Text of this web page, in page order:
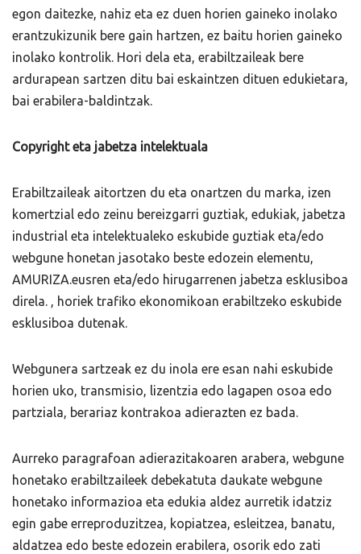
egon daitezke, nahiz eta ez duen horien gaineko inolako
erantzukizunik bere gain hartzen, ez baitu horien gaineko
inolako kontrolik. Hori dela eta, erabiltzaileak bere
ardurapean sartzen ditu bai eskaintzen dituen edukietara,
bai erabilera-baldintzak.
Copyright eta jabetza intelektuala
Erabiltzaileak aitortzen du eta onartzen du marka, izen
komertzial edo zeinu bereizgarri guztiak, edukiak, jabetza
industrial eta intelektualeko eskubide guztiak eta/edo
webgune honetan jasotako beste edozein elementu,
AMURIZA.eusren eta/edo hirugarrenen jabetza esklusiboa
direla. , horiek trafiko ekonomikoan erabiltzeko eskubide
esklusiboa dutenak.
Webgunera sartzeak ez du inola ere esan nahi eskubide
horien uko, transmisio, lizentzia edo lagapen osoa edo
partziala, berariaz kontrakoa adierazten ez bada.
Aurreko paragrafoan adierazitakoaren arabera, webgune
honetako erabiltzaileek debekatuta daukate webgune
honetako informazioa eta edukia aldez aurretik idatziz
egin gabe erreproduzitzea, kopiatzea, esleitzea, banatu,
aldatzea edo beste edozein erabilera, osorik edo zati